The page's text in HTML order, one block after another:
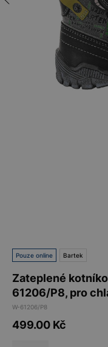
Pouze online Bartek
Zateplené
61206/P8, pro
W-61206/P8
499.00 Kč